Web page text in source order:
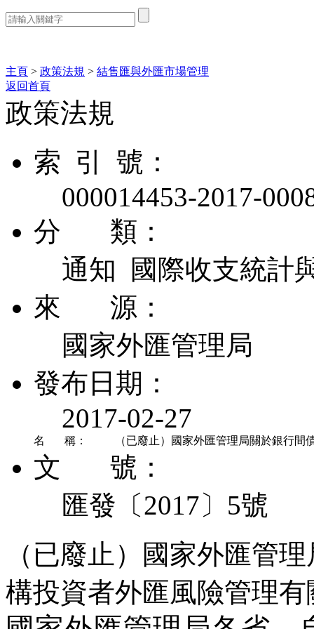
主頁 > 政策法規 > 結售匯與外匯市場管理
返回首頁
政策法規
索 引 號：
000014453-2017-
分 類：
通知 國際收支統計
來 源：
國家外匯管理局
發布日期：
2017-02-27
名 稱： （已廢止）國家外匯管理局關於銀行
文 號：
匯發〔2017〕5號
（已廢止）國家外匯管
構投資者外匯風險管理